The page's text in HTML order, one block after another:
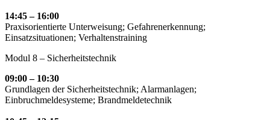
14:45 – 16:00
Praxisorientierte Unterweisung; Gefahrenerkennung;
Einsatzsituationen; Verhaltenstraining
Modul 8 – Sicherheitstechnik
09:00 – 10:30
Grundlagen der Sicherheitstechnik; Alarmanlagen;
Einbruchmeldesysteme; Brandmeldetechnik